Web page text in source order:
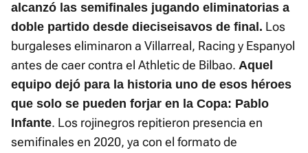
alcanzó las semifinales jugando eliminatorias a
doble partido desde dieciseisavos de final. Los
burgaleses eliminaron a Villarreal, Racing y Espanyol
antes de caer contra el Athletic de Bilbao. Aquel
equipo dejó para la historia uno de esos héroes
que solo se pueden forjar en la Copa: Pablo
Infante. Los rojinegros repitieron presencia en
semifinales en 2020, ya con el formato de